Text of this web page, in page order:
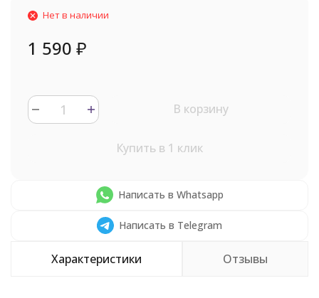
Нет в наличии
1 590 ₽
В корзину
Купить в 1 клик
Написать в Whatsapp
Написать в Telegram
Характеристики Отзывы